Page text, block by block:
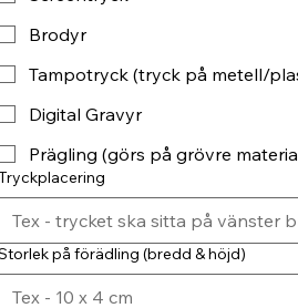
Brodyr
Tampotryck (tryck på metell/
Digital Gravyr
Prägling (görs på grövre
på förädling (bredd & höjd)